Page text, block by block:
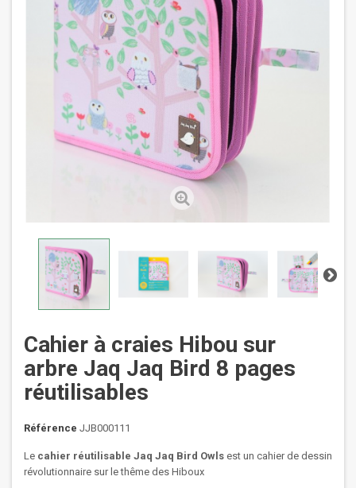
Cahier à craies Hibou sur
arbre Jaq Jaq Bird 8 pages
réutilisables
Référence JJB000111
Le cahier réutilisable Jaq Jaq Bird Owls est un cahier de dessin
révolutionnaire sur le thême des Hiboux